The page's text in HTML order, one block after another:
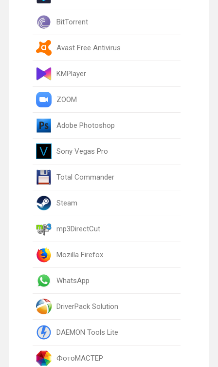
BitTorrent
Avast Free Antivirus
KMPlayer
ZOOM
Adobe Photoshop
Sony Vegas Pro
Total Commander
Steam
mp3DirectCut
Mozilla Firefox
WhatsApp
DriverPack Solution
DAEMON Tools Lite
ФотоМАСТЕР